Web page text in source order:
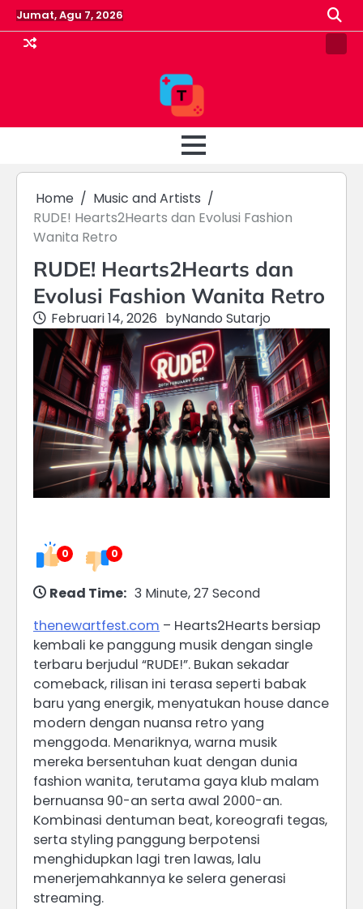
Skip
to
content
Jumat, Agu 7, 2026
Pin
Home
Music and Artists
RUDE! Hearts2Hearts dan Evolusi Fashion
Wanita Retro
RUDE! Hearts2Hearts dan
Evolusi Fashion Wanita Retro
Februari 14, 2026 byNando Sutarjo
0 0
Read Time: 3 Minute, 27 Second
thenewartfest.com – Hearts2Hearts bersiap
kembali ke panggung musik dengan single
terbaru berjudul “RUDE!”. Bukan sekadar
comeback, rilisan ini terasa seperti babak
baru yang energik, menyatukan house dance
modern dengan nuansa retro yang
menggoda. Menariknya, warna musik
mereka bersentuhan kuat dengan dunia
fashion wanita, terutama gaya klub malam
bernuansa 90-an serta awal 2000-an.
Kombinasi dentuman beat, koreografi tegas,
serta styling panggung berpotensi
menghidupkan lagi tren lawas, lalu
menerjemahkannya ke selera generasi
streaming.